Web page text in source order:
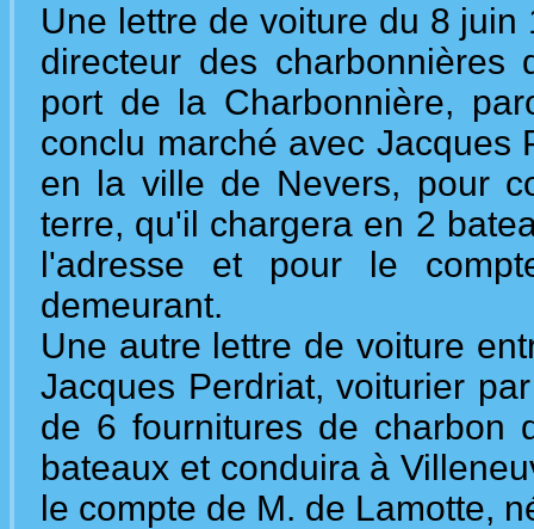
Une lettre de voiture du 8
directeur des
port de la Charbonnière,
conclu marché avec Jacques
en la ville de Nevers, pour
terre, qu'il chargera en 2
l'adresse et pour le
demeurant.
Une autre lettre de voiture
Jacques Perdriat, voiturier
de 6 fournitures de charbon
bateaux et conduira à
le compte de M. de Lamotte,